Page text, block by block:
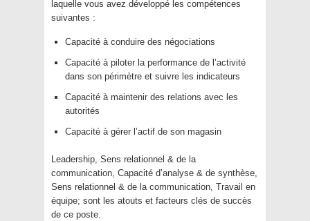
laquelle vous avez développé les compétences
suivantes :
Capacité à conduire des négociations
Capacité à piloter la performance de l’activité
dans son périmètre et suivre les indicateurs
Capacité à maintenir des relations avec les
autorités
Capacité à gérer l’actif de son magasin
Leadership, Sens relationnel & de la
communication, Capacité d’analyse & de synthèse,
Sens relationnel & de la communication, Travail en
équipe; sont les atouts et facteurs clés de succès
de ce poste.